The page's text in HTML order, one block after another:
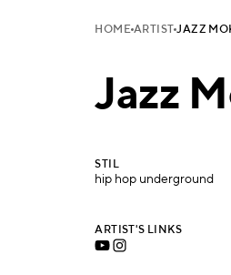
HOME ARTIST JAZZ
Jazz
STIL
hip hop underground
ARTIST'S LINKS